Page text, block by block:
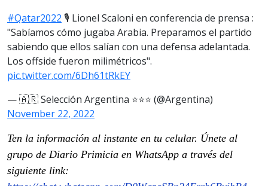
#Qatar2022 🎙️ Lionel Scaloni en conferencia de prensa :
"Sabíamos cómo jugaba Arabia. Preparamos el partido
sabiendo que ellos salían con una defensa adelantada.
Los offside fueron milimétricos".
pic.twitter.com/6Dh61tRkEY
— 🇦🇷 Selección Argentina ⭐⭐⭐ (@Argentina)
November 22, 2022
Ten la información al instante en tu celular. Únete al
grupo de Diario Primicia en WhatsApp a través del
siguiente link: